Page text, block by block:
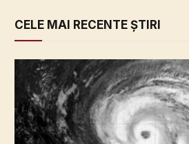
CELE MAI RECENTE ȘTIRI